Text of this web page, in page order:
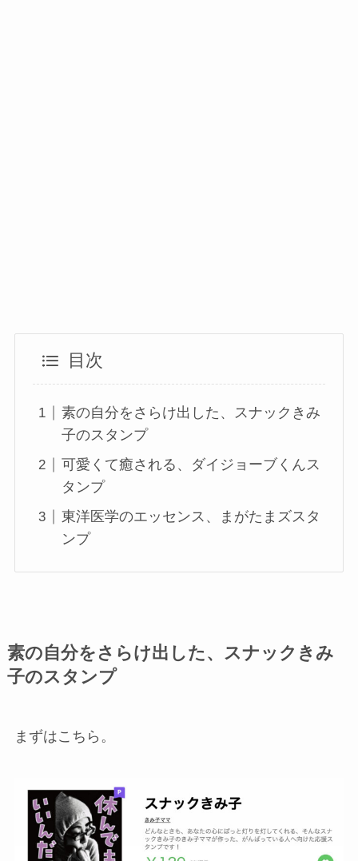
目次
素の自分をさらけ出した、スナックきみ
子のスタンプ
可愛くて癒される、ダイジョーブくんス
タンプ
東洋医学のエッセンス、まがたまズスタ
ンプ
素の自分をさらけ出した、スナックきみ
子のスタンプ
まずはこちら。